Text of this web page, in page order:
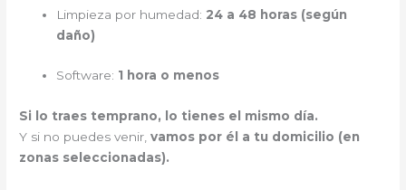
Limpieza por humedad: 24 a 48 horas (según
daño)
Software: 1 hora o menos
Si lo traes temprano, lo tienes el mismo día.
Y si no puedes venir,vamos por él a tu domicilio (en
zonas seleccionadas).